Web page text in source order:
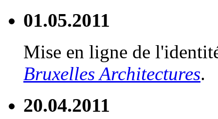
01.05.2011
Mise en ligne de
Bruxelles Architectures.
20.04.2011